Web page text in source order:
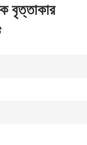
বৃত্তাকার